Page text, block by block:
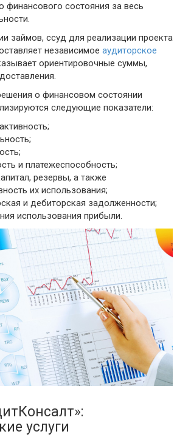
финансового состояния за весь
займов, ссуд для реализации проекта
независимое аудиторское
ориентировочные суммы,
о финансовом состоянии
следующие показатели:
и платежеспособность;
резервы, а также
их использования;
и дебиторская задолженности;
использования прибыли.
услуги